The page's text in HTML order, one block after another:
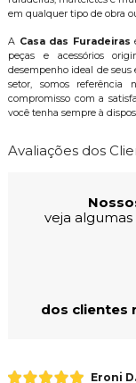
em qualquer tipo de obra
A Casa das Furadeiras
peças e acessórios
desempenho ideal de
setor, somos referência
compromisso com a
você tenha sempre à
Avaliações dos
veja
dos clientes
Eroni D.